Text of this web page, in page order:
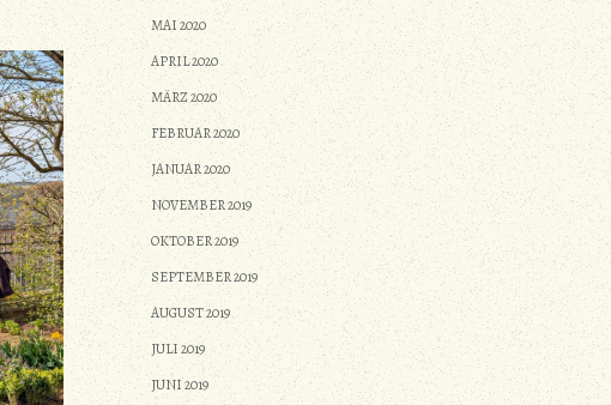
MAI 2020
APRIL 2020
MÄRZ 2020
FEBRUAR 2020
JANUAR 2020
NOVEMBER 2019
OKTOBER 2019
SEPTEMBER 2019
AUGUST 2019
JULI 2019
JUNI 2019